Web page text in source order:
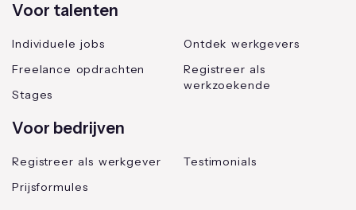
Voor talenten
Individuele jobs
Freelance opdrachten
Stages
Ontdek werkgevers
Registreer als
werkzoekende
Voor bedrijven
Registreer als werkgever
Prijsformules
Testimonials